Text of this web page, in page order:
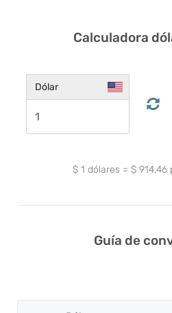
Calculadora
Dólar
$ 1 dólares = $ 914,46
Guía de